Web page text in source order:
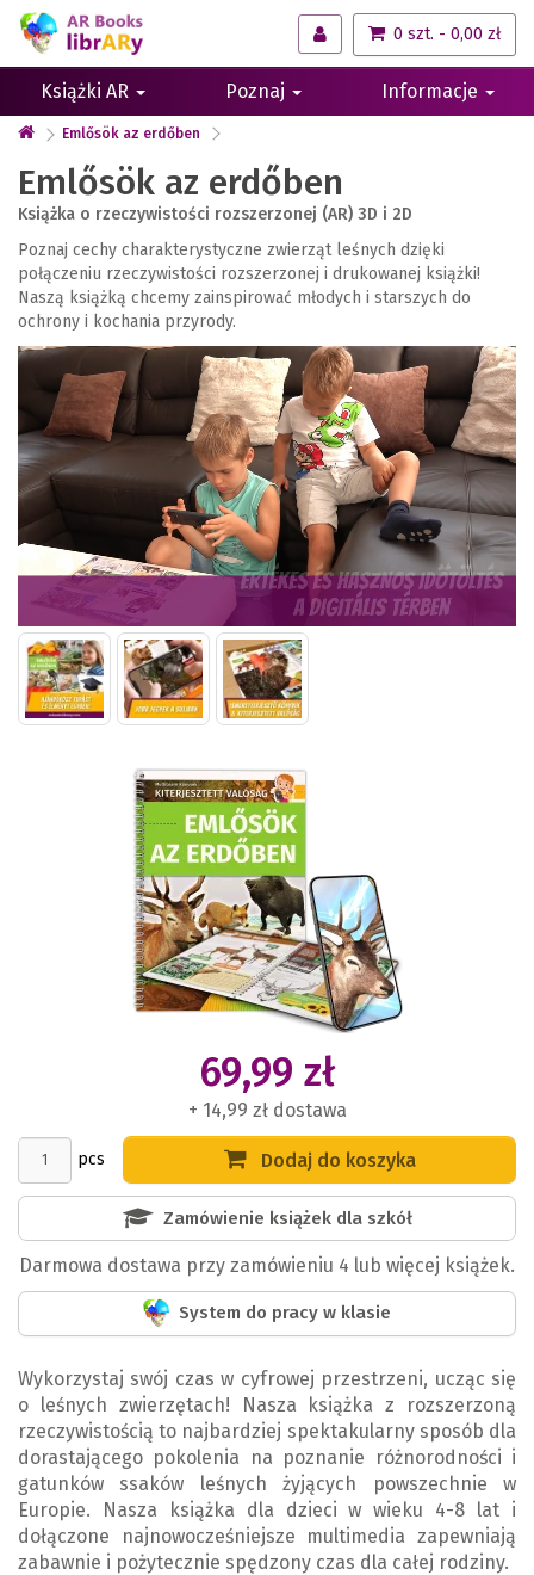
0 szt. - 0,00 zł
Książki AR Poznaj Informacje
Emlősök az erdőben
Wykorzystaj swój czas w cyfrowej przestrzeni, ucząc się
o leśnych zwierzętach! Nasza książka z rozszerzoną
rzeczywistością to najbardziej spektakularny sposób dla
dorastającego pokolenia na poznanie różnorodności i
gatunków ssaków leśnych żyjących powszechnie w
Europie. Nasza książka dla dzieci w wieku 4-8 lat i
dołączone najnowocześniejsze multimedia zapewniają
zabawnie i pożytecznie spędzony czas dla całej rodziny.
Emlősök az erdőben
Książka o rzeczywistości rozszerzonej (AR) 3D i 2D
Poznaj cechy charakterystyczne zwierząt leśnych dzięki
połączeniu rzeczywistości rozszerzonej i drukowanej książki!
Naszą książką chcemy zainspirować młodych i starszych do
ochrony i kochania przyrody.
69,99 zł
+ 14,99 zł dostawa
pcs Dodaj do koszyka
Zamówienie książek dla szkół
Darmowa dostawa przy zamówieniu 4 lub więcej książek.
System do pracy w klasie